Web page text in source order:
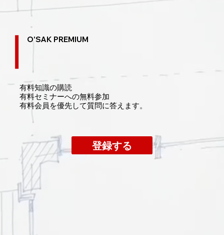
O'SAK PREMIUM
有料知識の購読
​有料セミナーへの無料参加
​有料会員を優先して質問に答えます。
登録する